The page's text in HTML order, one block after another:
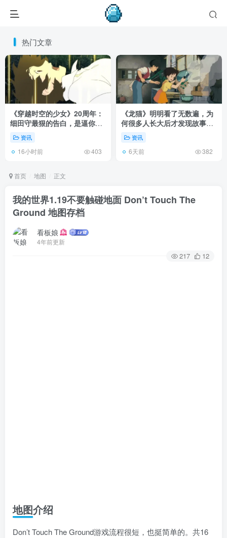
热门文章
《穿越时空的少女》20周年：
细田守最狠的告白，是逼你承
认有些夏天回不去了！
资讯
16小时前 403
《龙猫》明明看了无数遍，为
何很多人长大后才发现故事根
本不在 1988 年！
资讯
6天前 382
首页 地图 正文
我的世界1.19不要触碰地面 Don’t Touch The
Ground 地图存档
看板娘
4年前更新
217 12
地图介绍
Don’t Touch The Ground游戏流程很短，也挺简单的。共16